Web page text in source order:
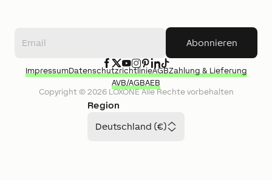
Abonnieren
Region
Deutschland (€)
Copyright © 2026LOXONEAlle Rechte vorbehalten
ImpressumDatenschutzrichtlinieAGBZahlung & Lieferung
AVB/AGBAEB